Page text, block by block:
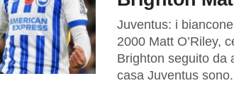
Juventus: i
2000 Matt O’Riley,
Brighton seguito da
casa Juventus